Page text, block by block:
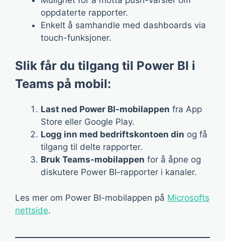
oppdaterte rapporter.
Enkelt å samhandle med dashboards via
touch-funksjoner.
Slik får du tilgang til Power BI i
Teams på mobil:
Last ned Power BI-mobilappen fra App
Store eller Google Play.
Logg inn med bedriftskontoen din og få
tilgang til delte rapporter.
Bruk Teams-mobilappen for å åpne og
diskutere Power BI-rapporter i kanaler.
Les mer om Power BI-mobilappen på Microsofts
nettside.